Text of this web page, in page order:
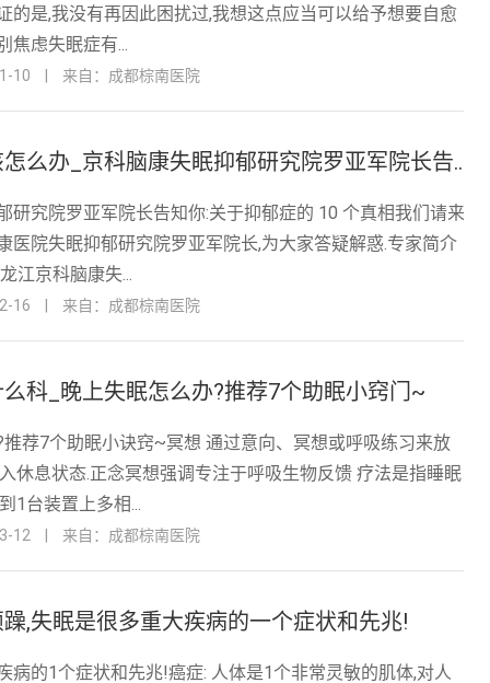
的是,我没有再因此困扰过,我想这点应当可以给予想要自愈
焦虑失眠症有...
10 来自：成都棕南医院
我睡眠不好该怎么办_京科脑康失眠抑郁研究院罗亚军院长告诉你:关于抑
研究院罗亚军院长告知你:关于抑郁症的 10 个真相我们请来
医院失眠抑郁研究院罗亚军院长,为大家答疑解惑.专家简介
江京科脑康失...
16 来自：成都棕南医院
科_晚上失眠怎么办?推荐7个助眠小窍门~
荐7个助眠小诀窍~冥想 通过意向、冥想或呼吸练习来放
休息状态.正念冥想强调专注于呼吸生物反馈 疗法是指睡眠
1台装置上多相...
12 来自：成都棕南医院
,失眠是很多重大疾病的一个症状和先兆!
病的1个症状和先兆!癌症: 人体是1个非常灵敏的肌体,对人